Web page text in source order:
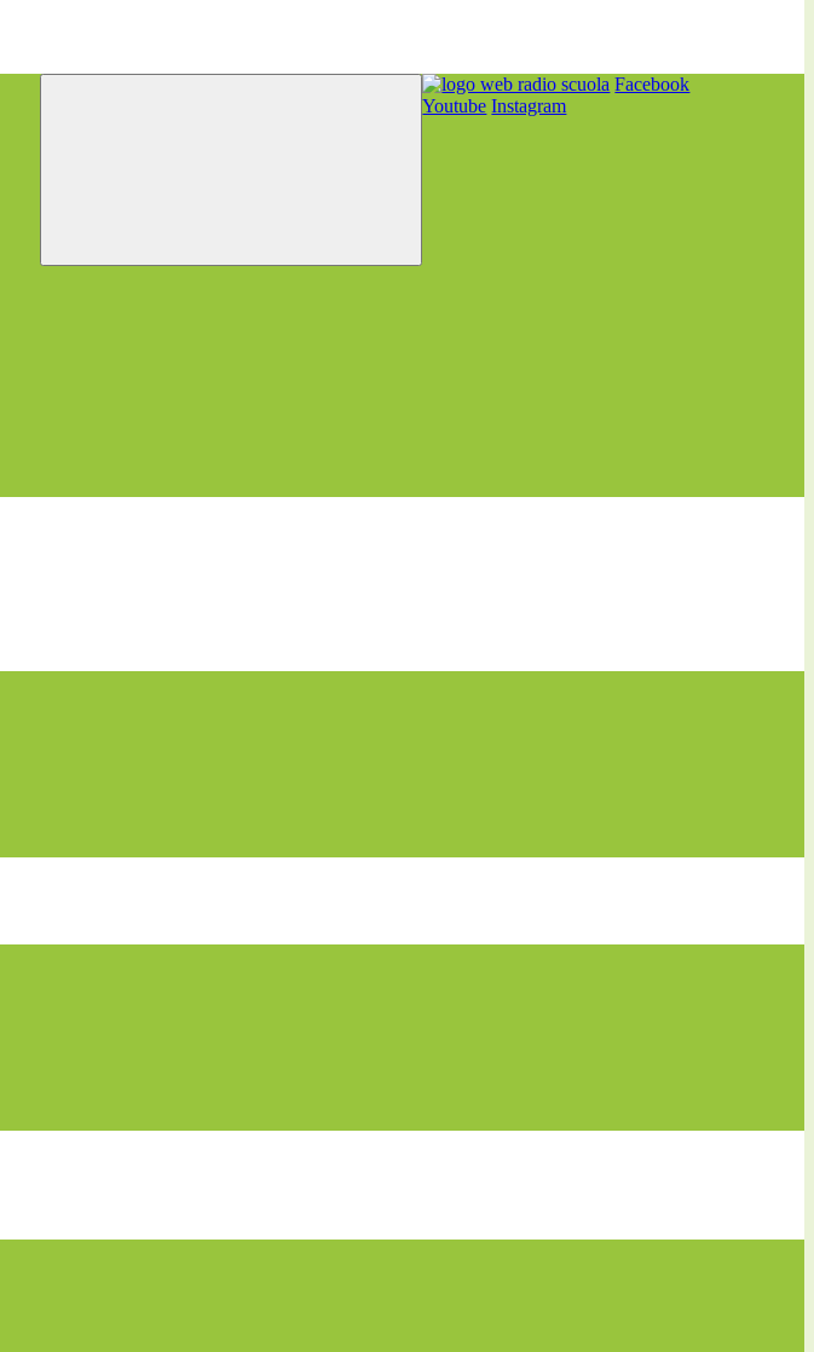
Facebook
Youtube Instagram